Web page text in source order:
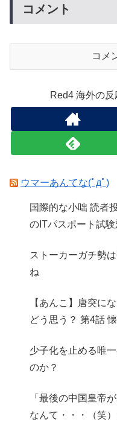
コメント
コメ
Red4 海外の
ウマーあんてな(ﾟдﾟ)
国際的な小咄 読者
のITパスポート試
ストーカーガチ勢
ね
【あんこ】唐突に
どう思う？ 第4話
少子化を止める唯
のか？
「最後の中国皇帝
なんて・・・（笑